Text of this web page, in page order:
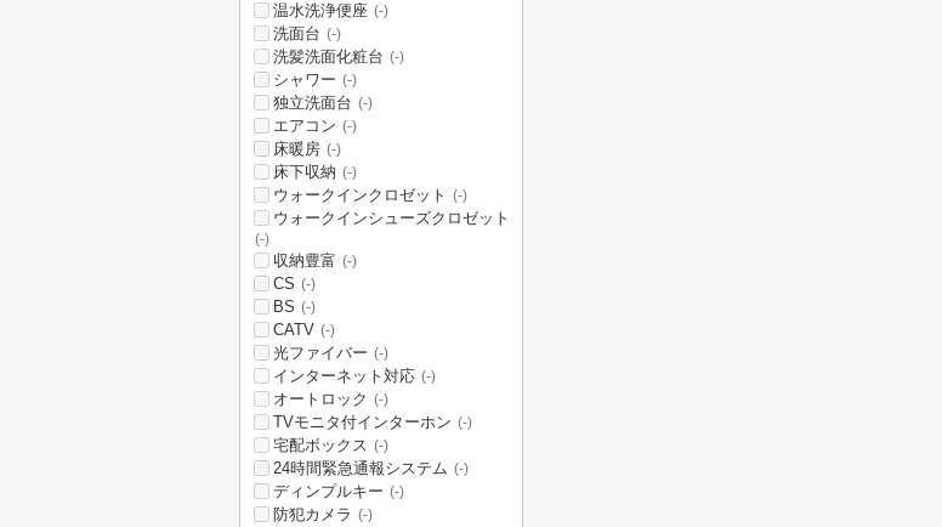
温水洗浄便座 (-)
洗面台 (-)
洗髪洗面化粧台 (-)
シャワー (-)
独立洗面台 (-)
エアコン (-)
床暖房 (-)
床下収納 (-)
ウォークインクロゼット (-)
ウォークインシューズクロゼット
(-)
収納豊富 (-)
CS (-)
BS (-)
CATV (-)
光ファイバー (-)
インターネット対応 (-)
オートロック (-)
TVモニタ付インターホン (-)
宅配ボックス (-)
24時間緊急通報システム (-)
ディンプルキー (-)
防犯カメラ (-)